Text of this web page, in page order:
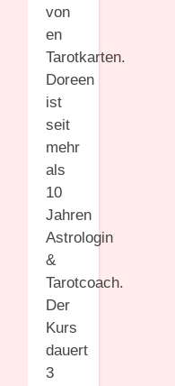
von
en
Tarotkarten.
Doreen
ist
seit
mehr
als
10
Jahren
Astrologin
&
Tarotcoach.
Der
Kurs
dauert
3